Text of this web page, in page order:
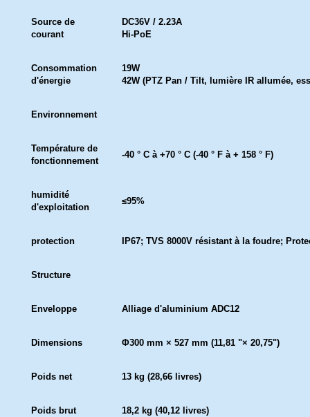
Source de
courant
DC36V / 2.23A
Hi-PoE
Consommation
d'énergie
19W
42W (PTZ Pan / Tilt, lumière IR allumée,
Environnement
Température de
fonctionnement
-40 ° C à +70 ° C (-40 ° F à + 158 ° F)
humidité
d'exploitation
≤95%
protection IP67; TVS 8000V résistant à la foudre;
Structure
Enveloppe Alliage d'aluminium ADC12
Dimensions Φ300 mm × 527 mm (11,81 "× 20,75")
Poids net 13 kg (28,66 livres)
Poids brut 18,2 kg (40,12 livres)